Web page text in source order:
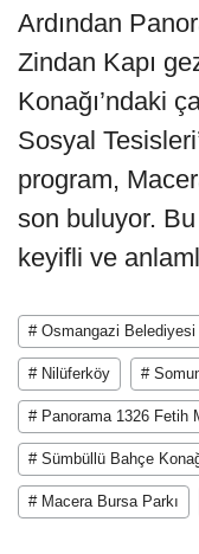
Ardından
Zindan Kapı
Konağı’ndaki
Sosyal
program,
son buluyor.
keyifli ve
# Osmangazi Belediyesi
# Nilüferköy #
# Panorama 1326 Fetih
# Sümbüllü Bahçe
# Macera Bursa Parkı